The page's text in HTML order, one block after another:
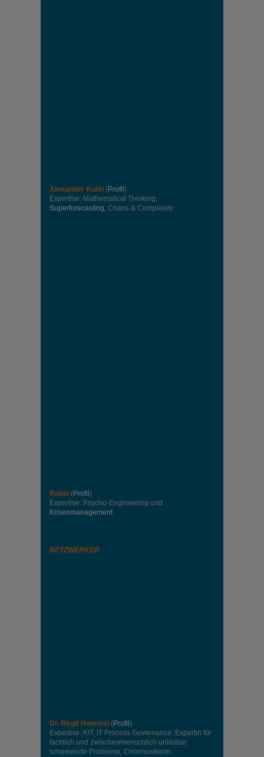
Alexander Kuhn (Profil )
Expertise: Mathematical Thinking,
Superforecasting, Chaos & Complexity
Robin (Profil )
Expertise: Psycho-Engineering und
Krisenmanagement
NETZWERKER
Dr. Birgit Hummel (Profil )
Expertise: KIT, IT Process Governance, Expertin für
fachlich und zwischenmenschlich unlösbar
scheinende Probleme, Chormusikerin